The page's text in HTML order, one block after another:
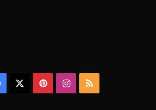
Facebook PinterestInstagram
RSS